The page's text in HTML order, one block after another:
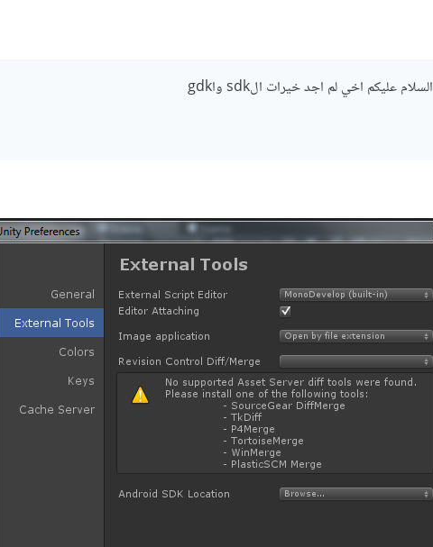
السلام عليكم اخي لم اجد خيرات الsdk واgdk